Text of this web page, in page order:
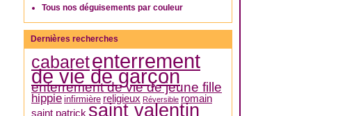
Tous nos déguisements par couleur
Dernières recherches
cabaretenterrement
de vie de garçon
enterrement de vie de jeune fille
hippie infirmière religieux Réversible romain
saint patrick saint valentin